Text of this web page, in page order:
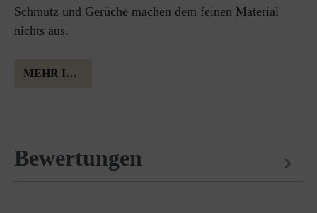
Schmutz und Gerüche machen dem feinen Material
nichts aus.
MEHR INFORMATION ÜBER MERINOWOLLE
Bewertungen